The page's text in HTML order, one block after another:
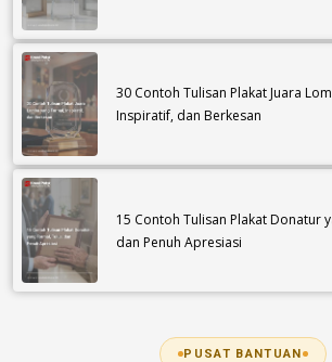
30 Contoh Tulisan Plakat Juara
Inspiratif, dan Berkesan
15 Contoh Tulisan Plakat Donatur
dan Penuh Apresiasi
PUSAT BANTUAN